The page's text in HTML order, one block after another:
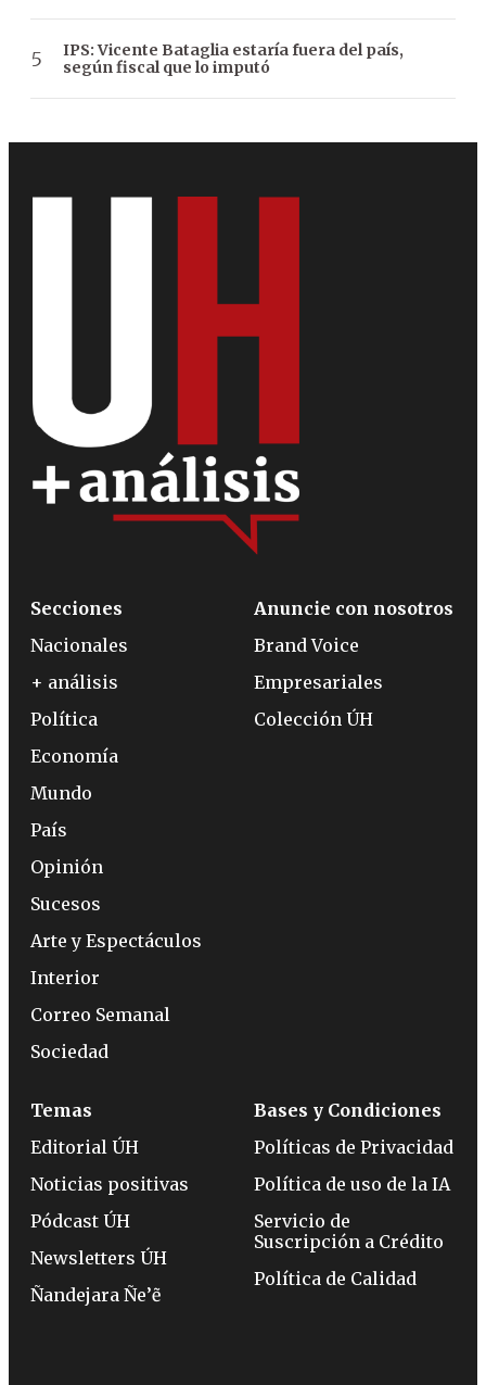
IPS: Vicente Bataglia estaría fuera del país,
según fiscal que lo imputó
Secciones
Nacionales
+ análisis
Política
Economía
Mundo
País
Opinión
Sucesos
Arte y Espectáculos
Interior
Correo Semanal
Sociedad
Anuncie con nosotros
Brand Voice
Empresariales
Colección ÚH
Temas
Editorial ÚH
Noticias positivas
Pódcast ÚH
Newsletters ÚH
Ñandejara Ñe’ẽ
Bases y Condiciones
Políticas de Privacidad
Política de uso de la IA
Servicio de
Suscripción a Crédito
Política de Calidad